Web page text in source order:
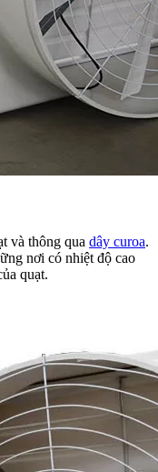
và thông qua dây curoa.
nơi có nhiệt độ cao
quạt.